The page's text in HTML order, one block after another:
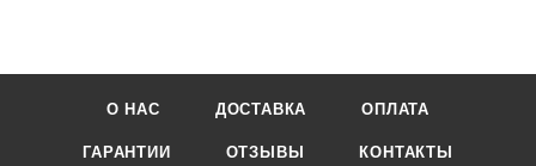
О НАС ДОСТАВКА ОПЛАТА
ГАРАНТИИ ОТЗЫВЫ КОНТАКТЫ